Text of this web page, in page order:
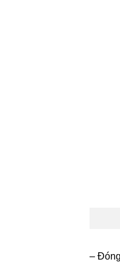
–